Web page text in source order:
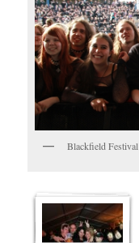
Blackfield